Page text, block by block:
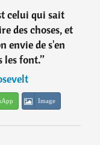
celui qui sait
des choses, et
envie de s'en
les font.”
Image